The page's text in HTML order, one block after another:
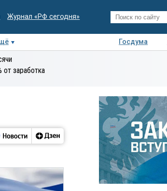
Журнал «РФ сегодня»
Госдума
экспертиза
заработка